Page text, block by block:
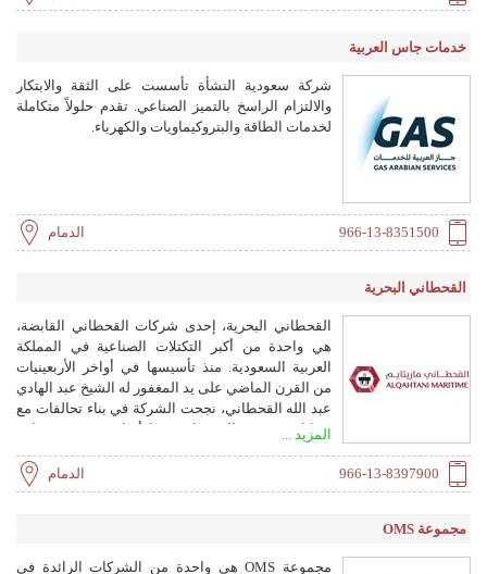
خدمات جاس العربية
شركة سعودية النشأة تأسست على الثقة والابتكار
والالتزام الراسخ بالتميز الصناعي. تقدم حلولاً متكاملة
لخدمات الطاقة والبتروكيماويات والكهرباء.
966-13-8351500 الدمام
القحطاني البحرية
القحطاني البحرية، إحدى شركات القحطاني القابضة،
هي واحدة من أكبر التكتلات الصناعية في المملكة
العربية السعودية. منذ تأسيسها في أواخر الأربعينيات
من القرن الماضي على يد المغفور له الشيخ عبد الهادي
عبد الله القحطاني، نجحت الشركة في بناء تحالفات مع
شركات متعددة الجنسيات، مما أضاف قيمة مستدامة
متنوعة من المنتجات والخدمات للعمليات البرية
والبحرية. تقدم شركة القحطاني البحرية الخدمات
المزيد ...
966-13-8397900 الدمام
مجموعة OMS
مجموعة OMS هي واحدة من الشركات الرائدة في